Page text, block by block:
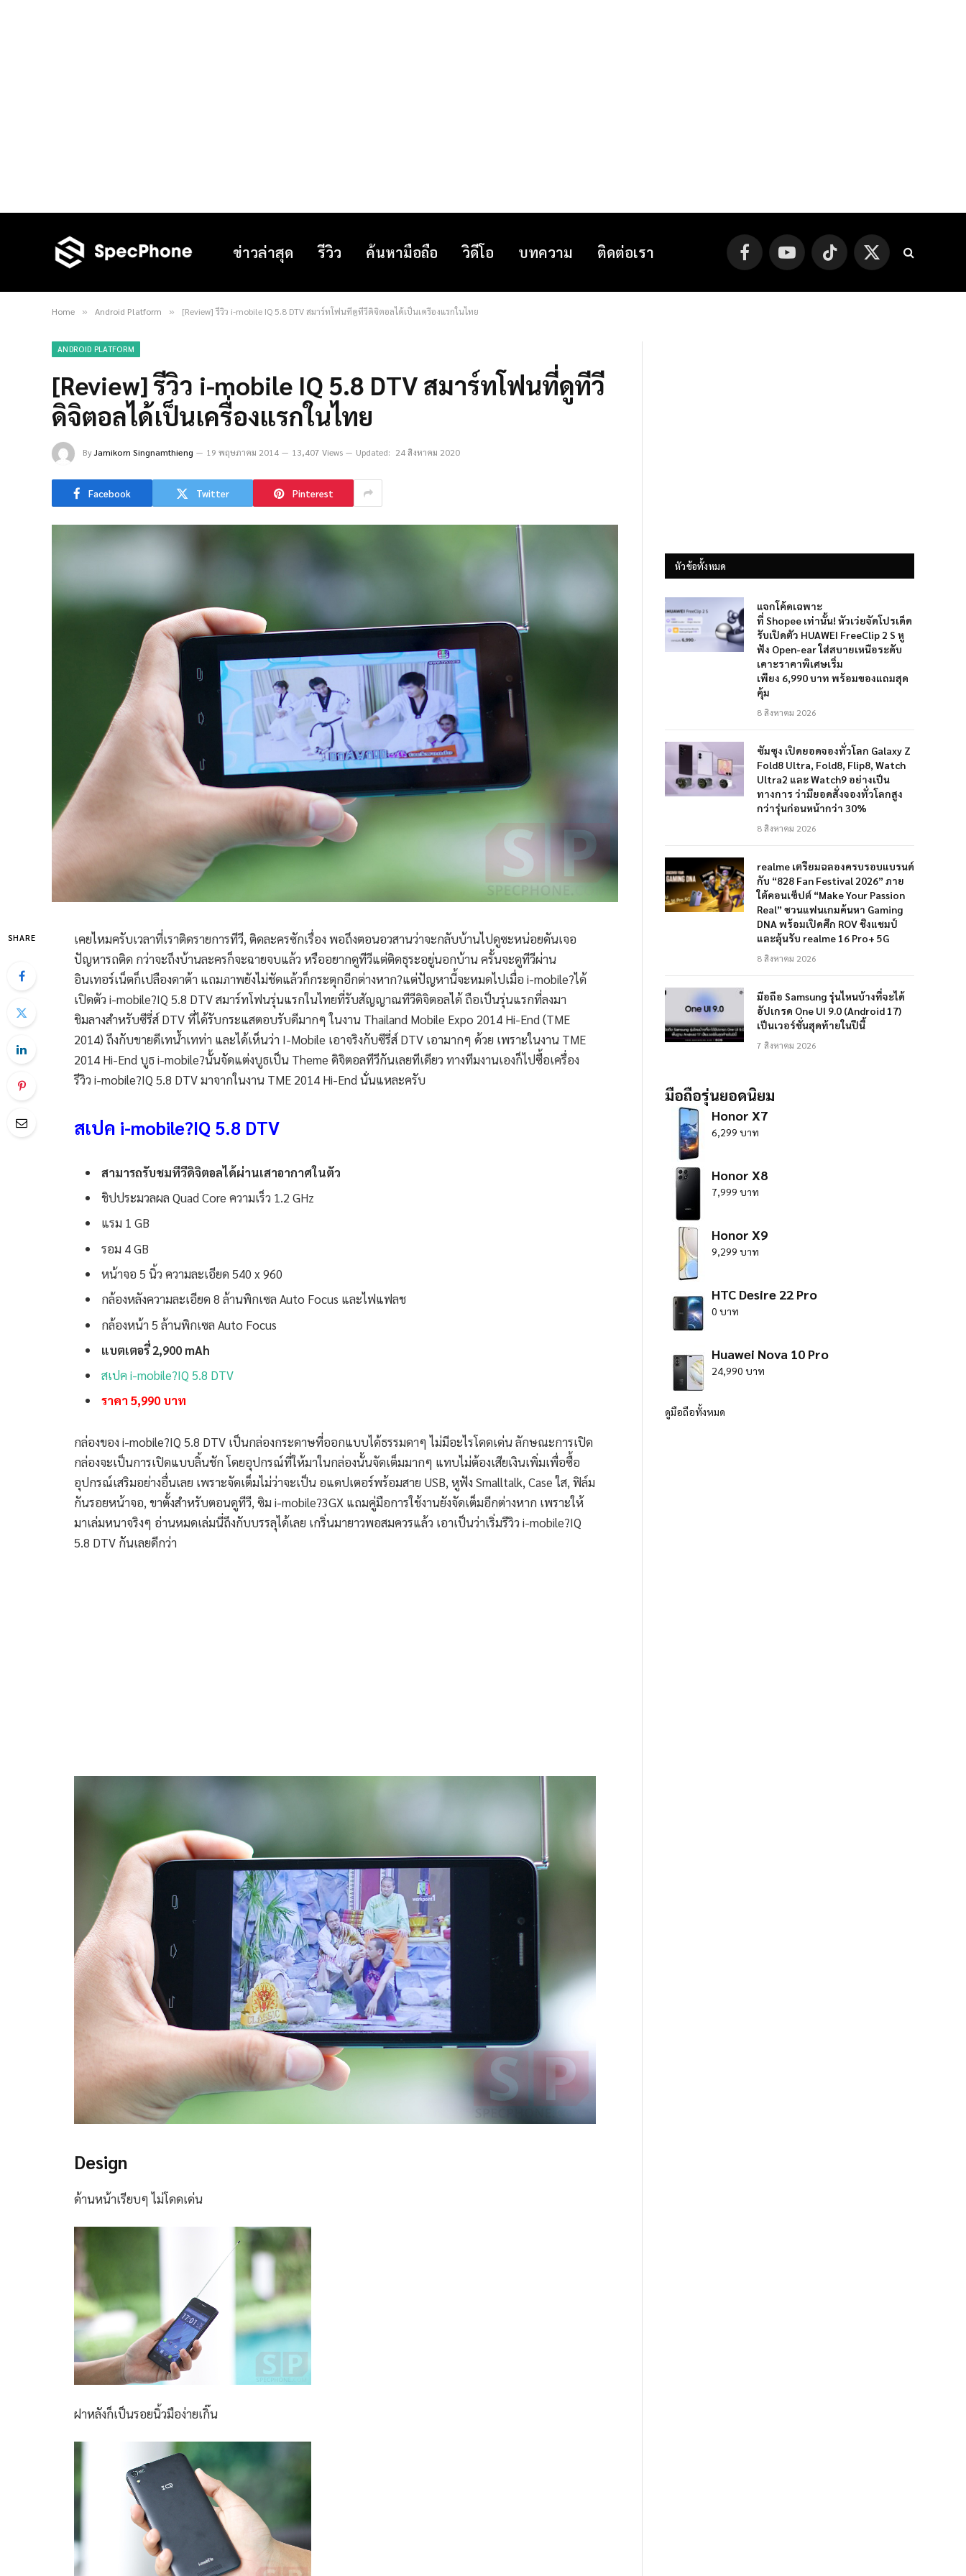
ข่าวล่าสุด รีวิว ค้นหามือถือ วิดีโอ บทความ ติดต่อเรา FacebookYouTube TikTok
X
(Twitter)
Home » Android Platform » [Review] รีวิว i-mobile IQ 5.8 DTV สมาร์ทโฟนที่ดูทีวีดิจิตอลได้เป็นเครื่องแรกในไทย
ANDROID PLATFORM
[Review] รีวิว i-mobile IQ 5.8 DTV สมาร์ทโฟนที่ดูทีวี
ดิจิตอลได้เป็นเครื่องแรกในไทย
ByJamikorn Singnamthieng 19 พฤษภาคม 2014 13,407 Views Updated: 24 สิงหาคม 2020
Facebook Twitter Pinterest
SHARE
เคยไหมครับเวลาที่เราติดรายการทีวี, ติดละครซักเรื่อง พอถึงตอนอวสานว่าจะกลับบ้านไปดูซะหน่อยดันเจอ
ปัญหารถติด กว่าจะถึงบ้านละครก็จะฉายจบแล้ว หรืออยากดูทีวีแต่ติดธุระอยู่นอกบ้าน ครั้นจะดูทีวีผ่าน
อินเทอร์เน็ตก็เปลืองดาต้า แถมภาพยังไม่ชัดแล้วก็กระตุกอีกต่างหาก?แต่ปัญหานี้จะหมดไปเมื่อ i-mobile?ได้
เปิดตัว i-mobile?IQ 5.8 DTV สมาร์ทโฟนรุ่นแรกในไทยที่รับสัญญาณทีวีดิจิตอลได้ ถือเป็นรุ่นแรกที่ลงมา
ชิมลางสำหรับซีรี่ส์ DTV ที่ได้รับกระแสตอบรับดีมากๆ ในงาน Thailand Mobile Expo 2014 Hi-End (TME
2014) ถึงกับขายดีเทน้ำเทท่า และได้เห็นว่า I-Mobile เอาจริงกับซีรี่ส์ DTV เอามากๆ ด้วย เพราะในงาน TME
2014 Hi-End บูธ i-mobile?นั้นจัดแต่งบูธเป็น Theme ดิจิตอลทีวีกันเลยทีเดียว ทางทีมงานเองก็ไปซื้อเครื่อง
รีวิว i-mobile?IQ 5.8 DTV มาจากในงาน TME 2014 Hi-End นั่นแหละครับ
สเปค i-mobile?IQ 5.8 DTV
สามารถรับชมทีวีดิจิตอลได้ผ่านเสาอากาศในตัว
ชิปประมวลผล Quad Core ความเร็ว 1.2 GHz
แรม 1 GB
รอม 4 GB
หน้าจอ 5 นิ้ว ความละเอียด 540 x 960
กล้องหลังความละเอียด 8 ล้านพิกเซล Auto Focus และไฟแฟลช
กล้องหน้า 5 ล้านพิกเซล Auto Focus
แบตเตอรี่ 2,900 mAh
สเปค i-mobile?IQ 5.8 DTV
ราคา 5,990 บาท
กล่องของ i-mobile?IQ 5.8 DTV เป็นกล่องกระดาษที่ออกแบบได้ธรรมดาๆ ไม่มีอะไรโดดเด่น ลักษณะการเปิด
กล่องจะเป็นการเปิดแบบลิ้นชัก โดยอุปกรณ์ที่ให้มาในกล่องนั้นจัดเต็มมากๆ แทบไม่ต้องเสียเงินเพิ่มเพื่อซื้อ
อุปกรณ์เสริมอย่างอื่นเลย เพราะจัดเต็มไม่ว่าจะเป็น อแดปเตอร์พร้อมสาย USB, หูฟัง Smalltalk, Case ใส, ฟิล์ม
กันรอยหน้าจอ, ขาตั้งสำหรับตอนดูทีวี, ซิม i-mobile?3GX แถมคู่มือการใช้งานยังจัดเต็มอีกต่างหาก เพราะให้
มาเล่มหนาจริงๆ อ่านหมดเล่มนี่ถึงกับบรรลุได้เลย เกริ่นมายาวพอสมควรแล้ว เอาเป็นว่าเริ่มรีวิว i-mobile?IQ
5.8 DTV กันเลยดีกว่า
Design
ด้านหน้าเรียบๆ ไม่โดดเด่น
ฝาหลังก็เป็นรอยนิ้วมือง่ายเกิ๊น
หัวข้อทั้งหมด
แจกโค้ดเฉพาะ
ที่ Shopee เท่านั้น! หัวเว่ยจัดโปรเด็ด
รับเปิดตัว HUAWEI FreeClip 2 S หู
ฟัง Open-ear ใส่สบายเหนือระดับ
เคาะราคาพิเศษเริ่ม
เพียง 6,990 บาท พร้อมของแถมสุด
คุ้ม
8 สิงหาคม 2026
ซัมซุง เปิดยอดจองทั่วโลก Galaxy Z
Fold8 Ultra, Fold8, Flip8, Watch
Ultra2 และ Watch9 อย่างเป็น
ทางการ ว่ามียอดสั่งจองทั่วโลกสูง
กว่ารุ่นก่อนหน้ากว่า 30%
8 สิงหาคม 2026
realme เตรียมฉลองครบรอบแบรนด์
กับ “828 Fan Festival 2026” ภาย
ใต้คอนเซ็ปต์ “Make Your Passion
Real” ชวนแฟนเกมค้นหา Gaming
DNA พร้อมเปิดศึก ROV ชิงแชมป์
และลุ้นรับ realme 16 Pro+ 5G
8 สิงหาคม 2026
มือถือ Samsung รุ่นไหนบ้างที่จะได้
อัปเกรด One UI 9.0 (Android 17)
เป็นเวอร์ชั่นสุดท้ายในปีนี้
7 สิงหาคม 2026
มือถือรุ่นยอดนิยม
Honor X7
6,299 บาท
Honor X8
7,999 บาท
Honor X9
9,299 บาท
HTC Desire 22 Pro
0 บาท
Huawei Nova 10 Pro
24,990 บาท
ดูมือถือทั้งหมด